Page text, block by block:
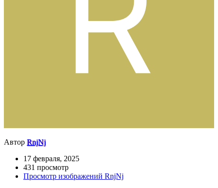
Автор RnjNj
17 февраля, 2025
431 просмотр
Просмотр изображений RnjNj